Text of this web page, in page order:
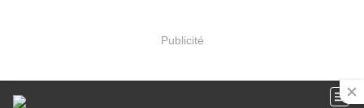
Publicité